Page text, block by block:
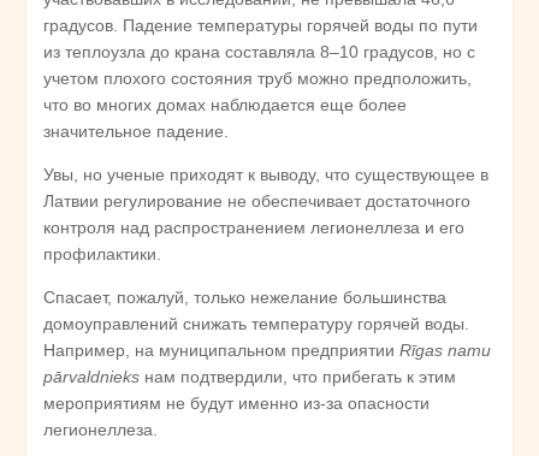
градусов. Падение температуры горячей воды по пути
из теплоузла до крана составляла 8–10 градусов, но с
учетом плохого состояния труб можно предположить,
что во многих домах наблюдается еще более
значительное падение.
Увы, но ученые приходят к выводу, что существующее в
Латвии регулирование не обеспечивает достаточного
контроля над распространением легионеллеза и его
профилактики.
Спасает, пожалуй, только нежелание большинства
домоуправлений снижать температуру горячей воды.
Например, на муниципальном предприятии Rīgas namu
pārvaldnieks нам подтвердили, что прибегать к этим
мероприятиям не будут именно из-за опасности
легионеллеза.